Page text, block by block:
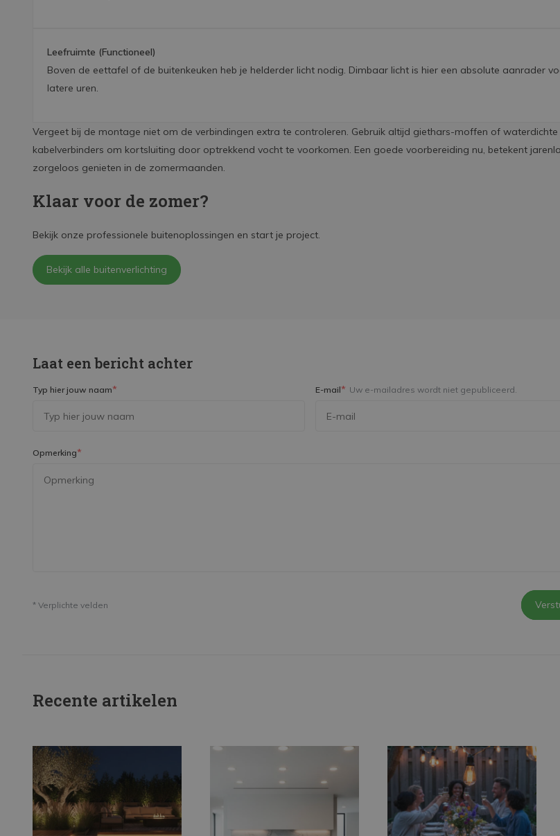
Leefruimte (Functioneel)
Boven de eettafel of de buitenkeuken heb je helderder licht nodig. Dimbaar licht is hier een absolute aanrader
latere uren.
Vergeet bij de montage niet om de verbindingen extra te controleren. Gebruik altijd giethars-moffen of waterdichte
kabelverbinders om kortsluiting door optrekkend vocht te voorkomen. Een goede voorbereiding nu, betekent
zorgeloos genieten in de zomermaanden.
Klaar voor de zomer?
Bekijk onze professionele buitenoplossingen en start je project.
Bekijk alle buitenverlichting
Laat een bericht achter
Typ hier jouw naam* E-mail* Uw e-mailadres wordt niet gepubliceerd.
Opmerking*
* Verplichte velden
Recente artikelen